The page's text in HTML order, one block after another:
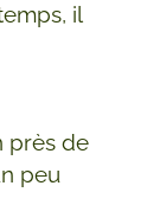
il
près de
peu